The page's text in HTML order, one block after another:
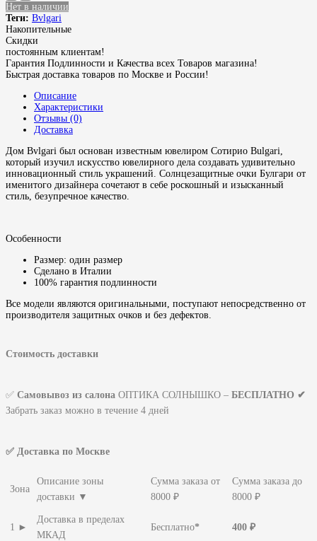
Нет в наличии
Теги: Bvlgari
Накопительные
Скидки
постоянным клиентам!
Гарантия Подлинности и Качества всех Товаров магазина!
Быстрая доставка товаров по Москве и России!
Описание
Характеристики
Отзывы (0)
Доставка
Дом Bvlgari был основан известным ювелиром Сотирио Bulgari,
который изучил искусство ювелирного дела создавать удивительно
инновационный стиль украшений. Солнцезащитные очки Булгари от
именитого дизайнера сочетают в себе роскошный и изысканный
стиль, безупречное качество.
Особенности
Размер: один размер
Сделано в Италии
100% гарантия подлинности
Все модели являются оригинальными, поступают непосредственно от
производителя защитных очков и без дефектов.
Стоимость доставки
✅ Самовывоз из салона ОПТИКА СОЛНЫШКО – БЕСПЛАТНО ✔
Забрать заказ можно в течение 4 дней
✅ Доставка по Москве
Зона
Описание зоны
доставки ▼
Сумма заказа от
8000 ₽
Сумма заказа до
8000 ₽
1 ►
Доставка в пределах
МКАД
Бесплатно* 400 ₽